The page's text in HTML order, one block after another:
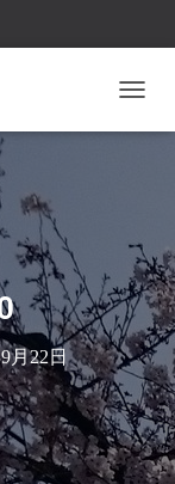
ビ
ン
を
切
り
替
え
月22日